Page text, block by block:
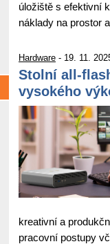
úložiště s efektivní
náklady na prostor
Hardware - 19. 11.
Stolní all-
vysokého
kreativní a
pracovní postupy